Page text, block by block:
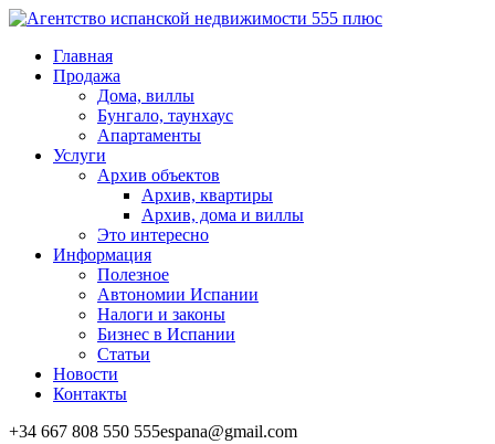
Главная
Продажа
Дома, виллы
Бунгало, таунхаус
Апартаменты
Услуги
Архив объектов
Архив, квартиры
Архив, дома и виллы
Это интересно
Информация
Полезное
Автономии Испании
Налоги и законы
Бизнес в Испании
Статьи
Новости
Контакты
+34 667 808 550 555espana@gmail.com